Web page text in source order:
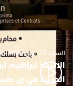
السبت 25 أبريل 2026 - 7:30
الأستاذ ابراهيم
الجزئية في بن طيب